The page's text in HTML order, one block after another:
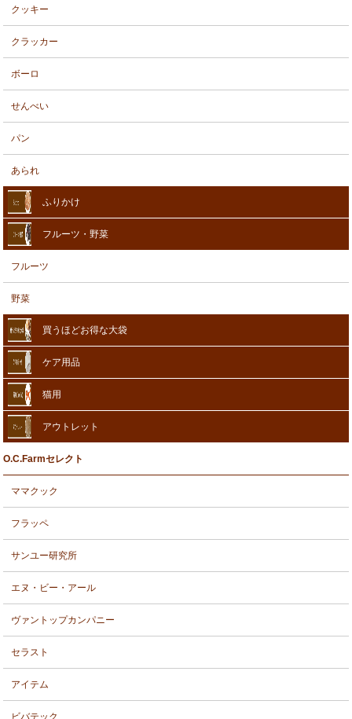
クッキー
クラッカー
ボーロ
せんべい
パン
あられ
ふりかけ
フルーツ・野菜
フルーツ
野菜
買うほどお得な大袋
ケア用品
猫用
アウトレット
O.C.Farmセレクト
ママクック
フラッペ
サンユー研究所
エヌ・ビー・アール
ヴァントップカンパニー
セラスト
アイテム
ビバテック